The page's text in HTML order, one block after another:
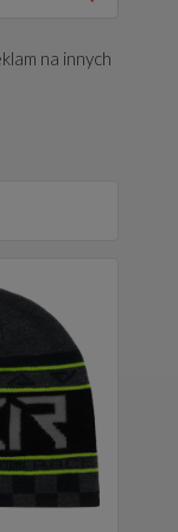
na innych